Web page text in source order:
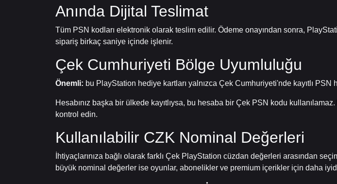
Anında Dijital Teslimat
Tüm PSN kodları elektronik olarak teslim edilir. Ödeme onayından sonra,
sipariş birkaç saniye içinde işlenir.
Çek Cumhuriyeti Bölge Uyumluluğu
Önemli: bu PlayStation hediye kartları yalnızca Çek Cumhuriyeti'nde kayıtlı PSN
Hesabınız başka bir ülkede kayıtlıysa, bu hesaba bir Çek PSN kodu
kontrol edin.
Kullanılabilir CZK Nominal Değerleri
İhtiyaçlarınıza bağlı olarak farklı Çek PlayStation cüzdan değerleri arasından
büyük nominal değerler ise oyunlar, abonelikler ve premium içerikler için daha